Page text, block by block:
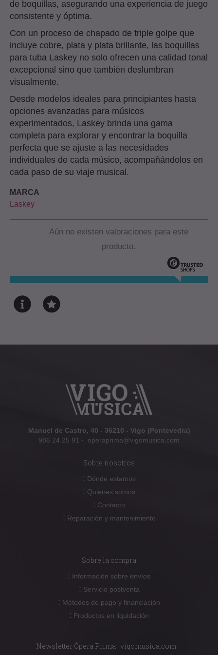
de boquillas, asegurando una experiencia de juego
consistente y óptima.
Con un proceso de chapado de triple golpe que
incluye cobre, plata y plata brillante, las boquillas
para tuba Laskey no solo ofrecen una calidad tonal
excepcional sino que también deslumbran
visualmente.
Desde modelos ideales para principiantes hasta
opciones avanzadas para músicos
experimentados, Laskey brinda una gama
completa para explorar y encontrar la boquilla
perfecta que se ajuste a las necesidades
individuales de cada músico, acompañándolos en
cada paso de su viaje musical.
MARCA
Laskey
Aún no existen valoraciones para este
producto.
Manuel de Castro, 40 - 36210 - Vigo (Pontevedra)
986 24 25 91 · operaprima@vigomusica.com
Sobre nosotros
: Dónde estamos
: Quienes somos
: Contacto
: Reparación y mantenimiento
Sobre la compra
: Información sobre envíos
: Servicio postventa
: Métodos de pago y financiación
: Productos en liquidación
Newsletter Ópera Prima | vigomusica.com